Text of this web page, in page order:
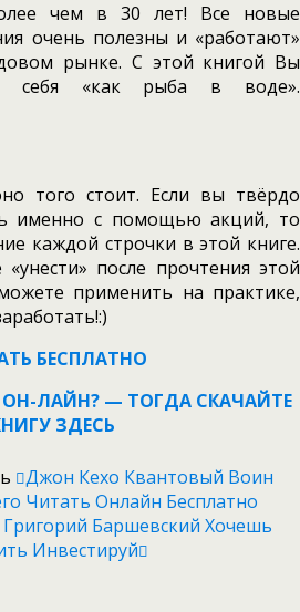
чем в 30 лет! Все новые
очень полезны и «работают»
рынке. С этой книгой Вы
себя «как рыба в воде».
того стоит. Если вы твёрдо
именно с помощью акций, то
каждой строчки в этой книге.
после прочтения этой
применить на практике,
БЕСПЛАТНО
ЛАЙН? — ТОГДА СКАЧАЙТЕ
НИГУ ЗДЕСЬ
Джон Кехо Квантовый Воин
Читать Онлайн Бесплатно
Григорий Баршевский Хочешь
Инвестируй